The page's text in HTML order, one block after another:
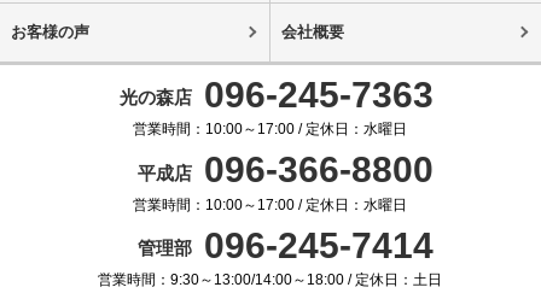
お客様の声 会社概要
光の森店 096-245-7363
営業時間：10:00～17:00 / 定休日：水曜日
平成店 096-366-8800
営業時間：10:00～17:00 / 定休日：水曜日
管理部 096-245-7414
営業時間：9:30～13:00/14:00～18:00 / 定休日：土日